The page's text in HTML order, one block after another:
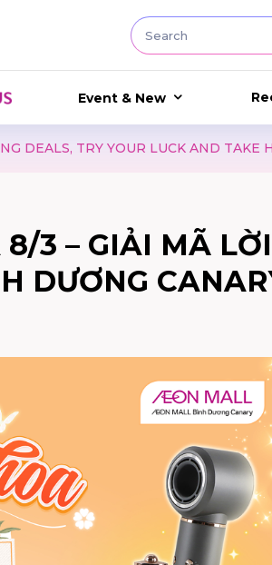
Event & New
LUCK AND TAKE HOME EXCITING
3 – GIẢI MÃ LỜI
DƯƠNG